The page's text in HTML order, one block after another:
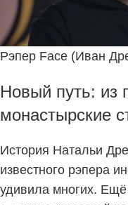
Рэпер Face (Иван
Новый путь: из
монастырские
История Натальи
известного рэпера
удивила многих.